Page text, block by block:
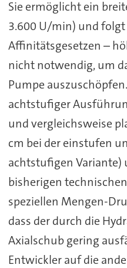
Sie ermöglicht ein
3.600 U/min) und folgt
Affinitätsgesetzen –
nicht notwendig, um
Pumpe
achtstufiger
und vergleichsweise
cm bei der einstufen
achtstufigen Variante)
bisherigen
speziellen Mengen-
dass der durch die
Axialschub gering
Entwickler auf die